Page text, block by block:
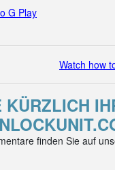
G Play
Watch how
KÜRZLICH
finden Sie auf